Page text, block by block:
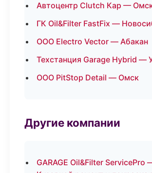
Автоцентр Clutch Кар —
ГК Oil&Filter FastFix —
ООО Electro Vector — Абакан
Техстанция Garage Hybrid —
ООО PitStop Detail — Омск
Другие компании
GARAGE Oil&Filter ServicePro